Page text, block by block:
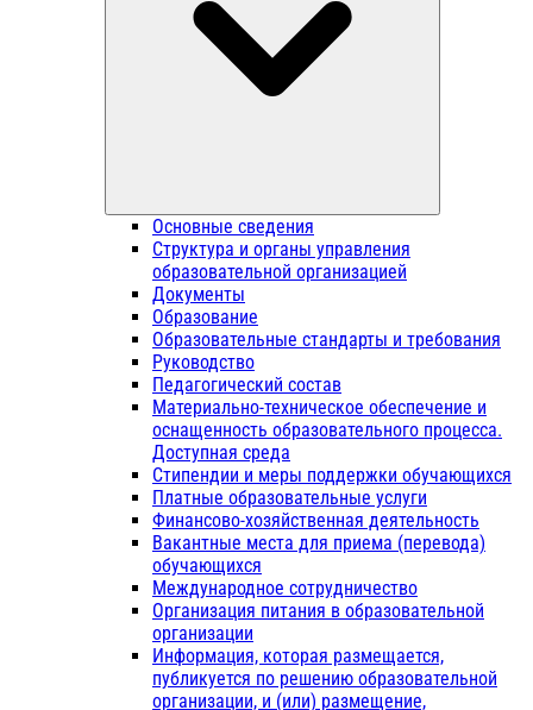
Основные сведения
Структура и органы управления
образовательной организацией
Документы
Образование
Образовательные стандарты и требования
Руководство
Педагогический состав
Материально-техническое обеспечение и
оснащенность образовательного процесса.
Доступная среда
Стипендии и меры поддержки обучающихся
Платные образовательные услуги
Финансово-хозяйственная деятельность
Вакантные места для приема (перевода)
обучающихся
Международное сотрудничество
Организация питания в образовательной
организации
Информация, которая размещается,
публикуется по решению образовательной
организации, и (или) размещение,